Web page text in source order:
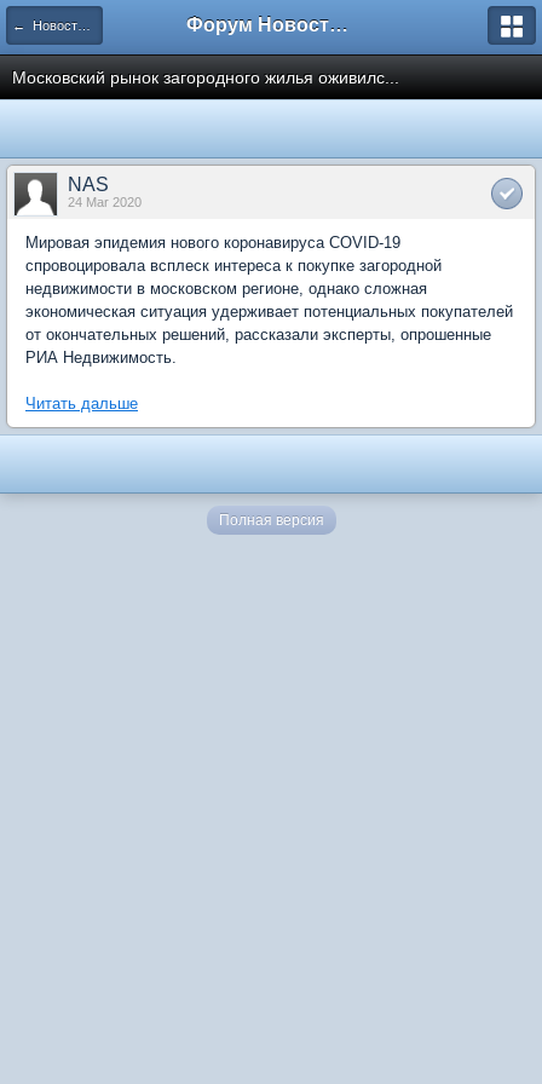
← Новости рынка недвижимости Форум Новостройки
Московский рынок загородного жилья оживилс...
NAS
24 Mar 2020
Мировая эпидемия нового коронавируса COVID-19
спровоцировала всплеск интереса к покупке загородной
недвижимости в московском регионе, однако сложная
экономическая ситуация удерживает потенциальных покупателей
от окончательных решений, рассказали эксперты, опрошенные
РИА Недвижимость.
Читать дальше
Полная версия